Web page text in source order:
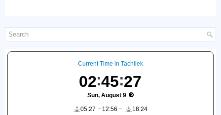
Current Time in Tachilek
02 45 28
Sun, August 9
05:27
12:56 18:24